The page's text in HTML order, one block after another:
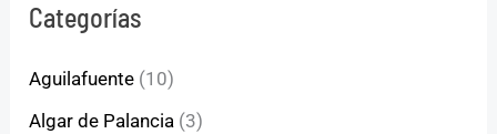
Categorías
Aguilafuente (10)
Algar de Palancia (3)